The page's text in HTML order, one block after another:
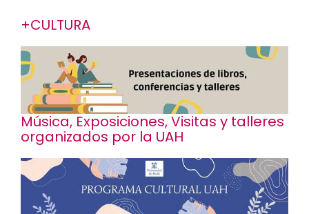
+CULTURA
Música, Exposiciones, Visitas y talleres
organizados por la UAH